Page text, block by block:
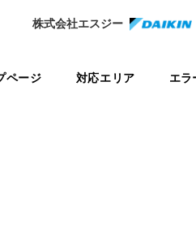
株式会社エスジー
ページ 対応エリア エラ